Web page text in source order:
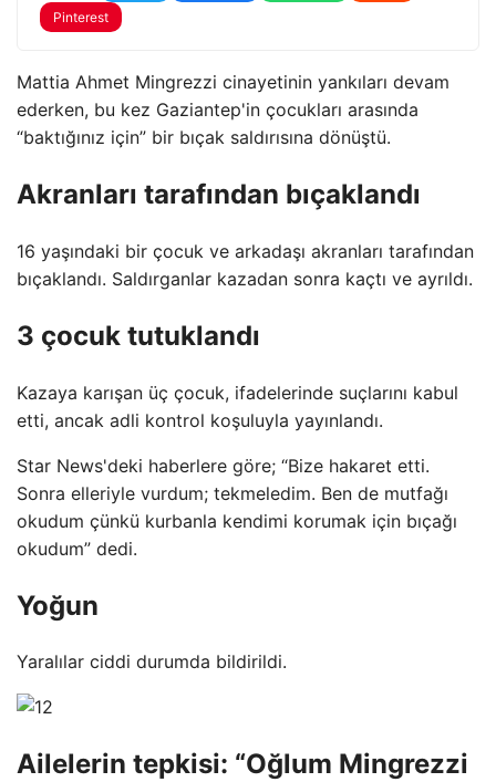
Pinterest
Mattia Ahmet Mingrezzi cinayetinin yankıları devam
ederken, bu kez Gaziantep'in çocukları arasında
“baktığınız için” bir bıçak saldırısına dönüştü.
Akranları tarafından bıçaklandı
16 yaşındaki bir çocuk ve arkadaşı akranları tarafından
bıçaklandı. Saldırganlar kazadan sonra kaçtı ve ayrıldı.
3 çocuk tutuklandı
Kazaya karışan üç çocuk, ifadelerinde suçlarını kabul
etti, ancak adli kontrol koşuluyla yayınlandı.
Star News'deki haberlere göre; “Bize hakaret etti.
Sonra elleriyle vurdum; tekmeledim. Ben de mutfağı
okudum çünkü kurbanla kendimi korumak için bıçağı
okudum” dedi.
Yoğun
Yaralılar ciddi durumda bildirildi.
Ailelerin tepkisi: “Oğlum Mingrezzi